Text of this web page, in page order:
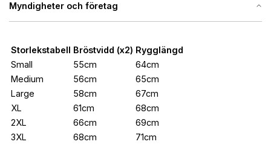
Myndigheter och företag
Storlekstabell Bröstvidd (x2) Rygglängd
Small
55cm
64cm
Medium
56cm
65cm
Large
58cm
67cm
XL
61cm
68cm
2XL
66cm
69cm
3XL
68cm 71cm